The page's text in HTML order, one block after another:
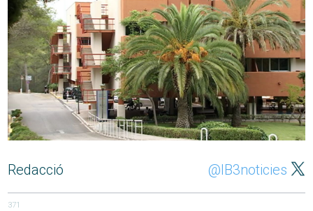
Redacció @IB3noticies
371